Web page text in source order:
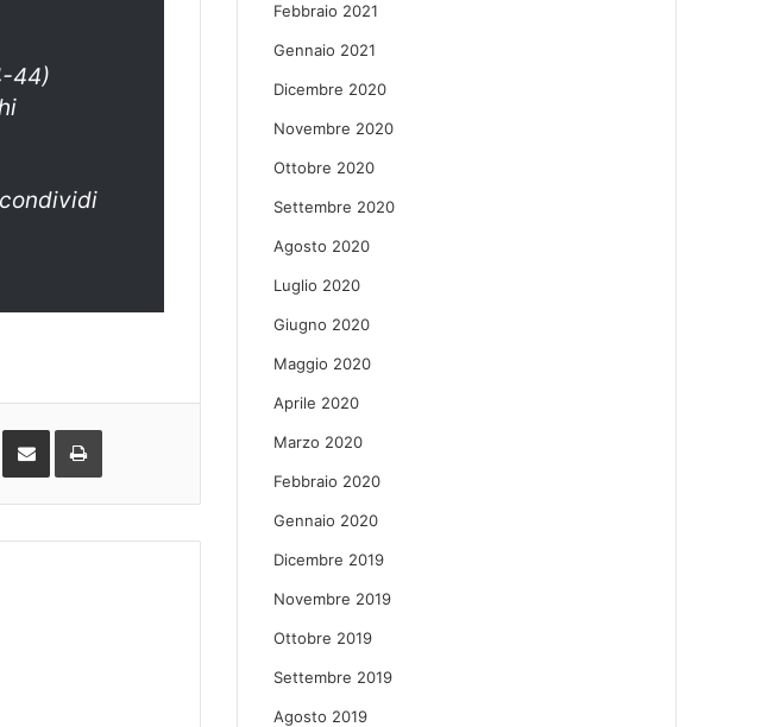
44)
Share
Email
Print
Febbraio 2021
Gennaio 2021
Dicembre 2020
Novembre 2020
Ottobre 2020
Settembre 2020
Agosto 2020
Luglio 2020
Giugno 2020
Maggio 2020
Aprile 2020
Marzo 2020
Febbraio 2020
Gennaio 2020
Dicembre 2019
Novembre 2019
Ottobre 2019
Settembre 2019
Agosto 2019